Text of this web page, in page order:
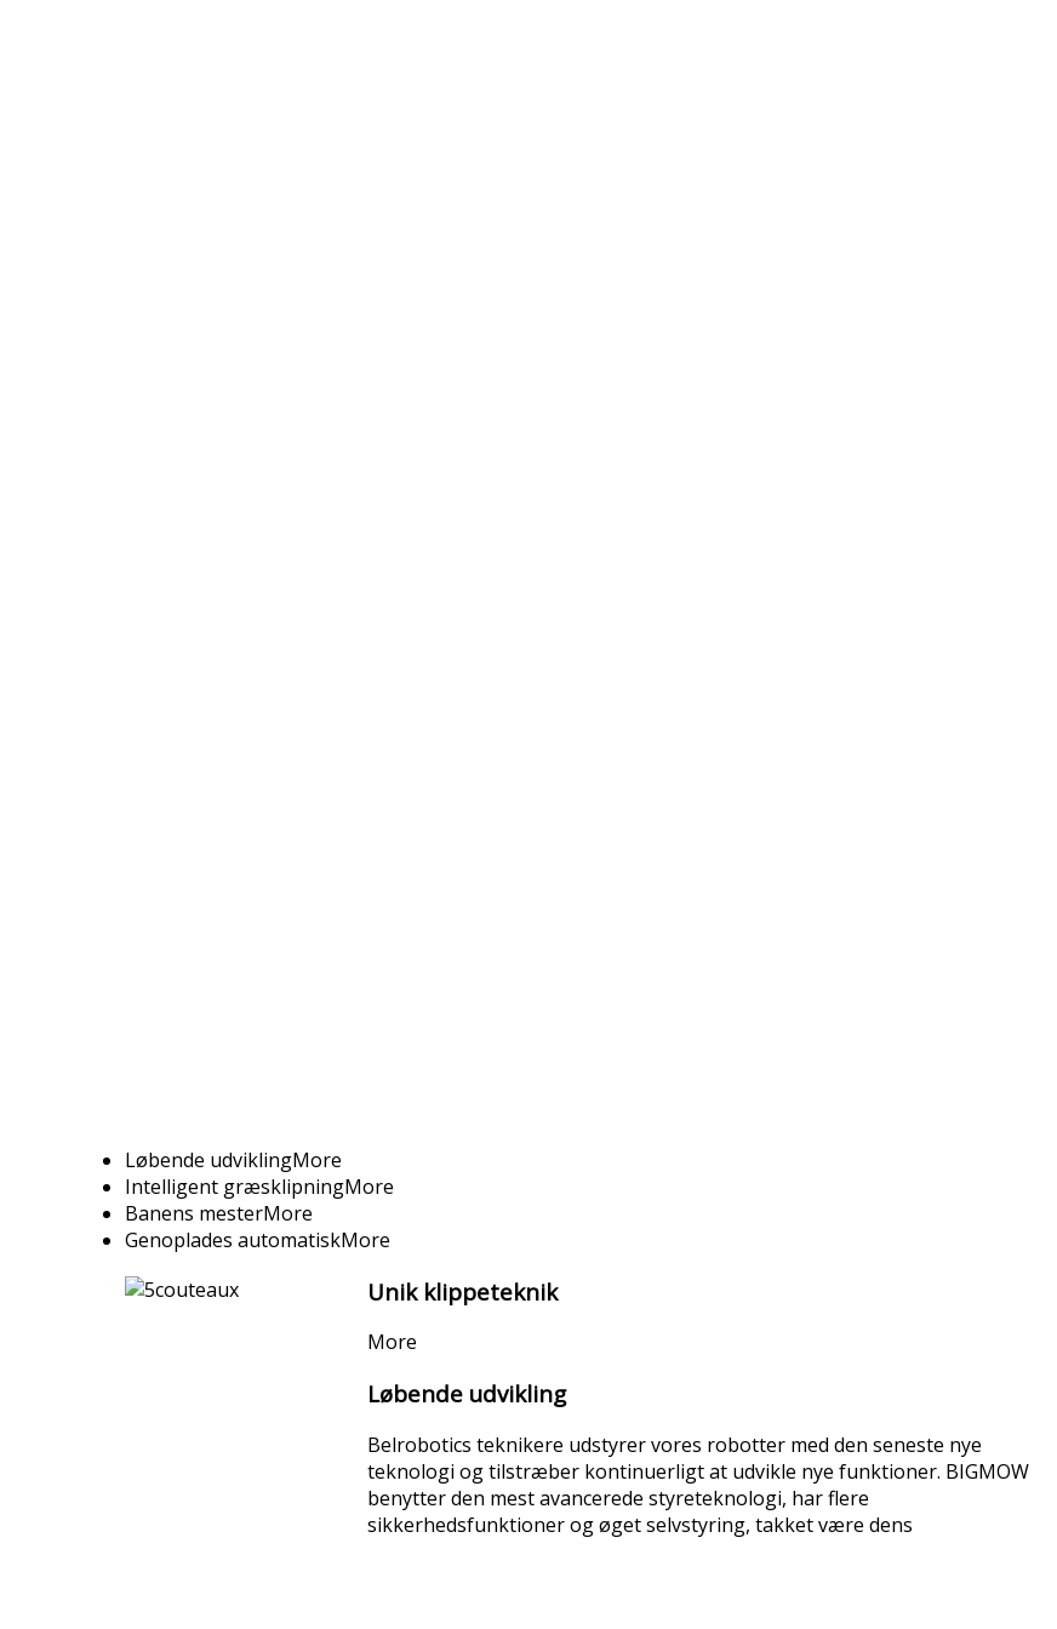
Løbende udviklingMore
Intelligent græsklipningMore
Banens mesterMore
Genoplades automatiskMore
Unik klippeteknik
More
Løbende udvikling
Belrobotics teknikere udstyrer vores robotter med den seneste nye
teknologi og tilstræber kontinuerligt at udvikle nye funktioner. BIGMOW
benytter den mest avancerede styreteknologi, har flere
sikkerhedsfunktioner og øget selvstyring, takket være dens